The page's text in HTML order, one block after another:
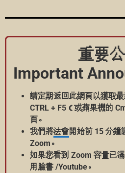
重要
Important
請定期返回此網頁以獲取
CTRL + F5（或蘋果機的
頁。
我們將法會開始前 15 分鐘
Zoom。
如果您看到 Zoom 容量已
用臉書 /Youtube。